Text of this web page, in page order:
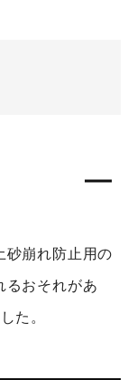
砂崩れ防止用の
るおそれがあ
た。